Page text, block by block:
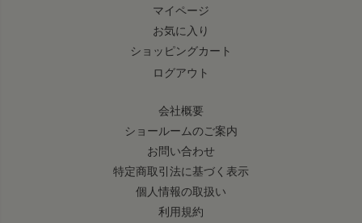
マイページ
お気に入り
ショッピングカート
ログアウト
会社概要
ショールームのご案内
お問い合わせ
特定商取引法に基づく表示
個人情報の取扱い
利用規約